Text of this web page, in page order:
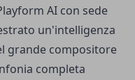
AI con sede
un'intelligenza
grande compositore
completa